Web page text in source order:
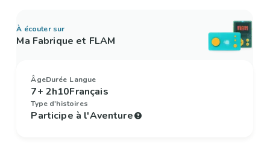
À écouter sur
Ma Fabrique et FLAM
Âge
7+
Durée
2h10
Langue
Français
Type d'histoires
Participe à l'Aventure